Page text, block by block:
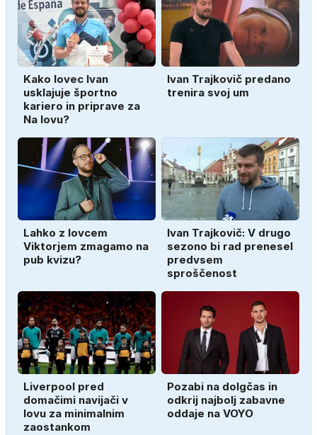
Kako lovec Ivan
usklajuje športno
kariero in priprave za
Na lovu?
Ivan Trajkovič predano
trenira svoj um
Lahko z lovcem
Viktorjem zmagamo na
pub kvizu?
Ivan Trajkovič: V drugo
sezono bi rad prenesel
predvsem
sproščenost
Liverpool pred
domačimi navijači v
lovu za minimalnim
zaostankom
Pozabi na dolgčas in
odkrij najbolj zabavne
oddaje na VOYO